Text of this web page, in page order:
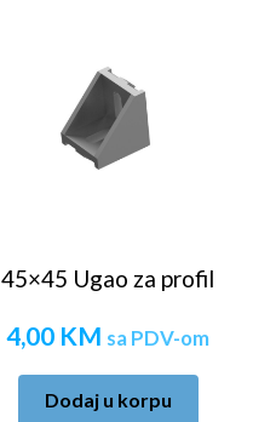
45×45 Ugao za profil
4,00 KM sa PDV-om
Dodaj u korpu